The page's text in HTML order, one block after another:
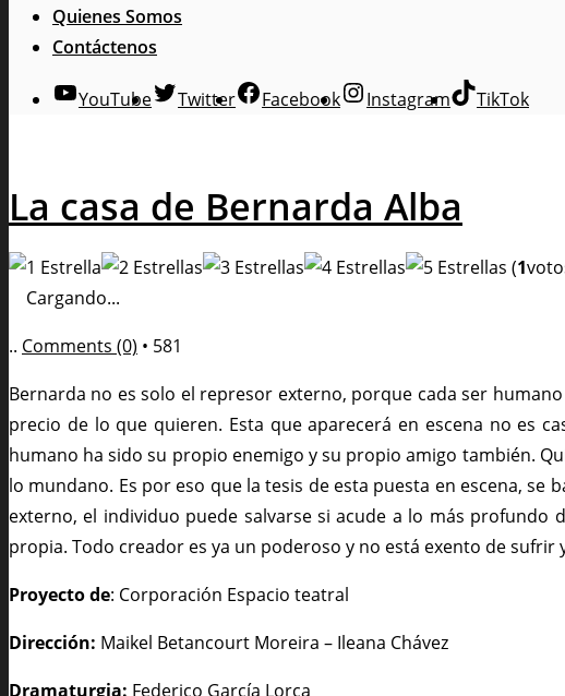
Quienes Somos
Contáctenos
YouTube Twitter Facebook Instagram TikTok
La casa de Bernarda Alba
(1
Cargando...
.. Comments (0) • 581
Bernarda no es solo el represor externo, porque cada ser
precio de lo que quieren. Esta que aparecerá en escena no es
humano ha sido su propio enemigo y su propio amigo también.
lo mundano. Es por eso que la tesis de esta puesta en escena,
externo, el individuo puede salvarse si acude a lo más
propia. Todo creador es ya un poderoso y no está exento de
Proyecto de: Corporación Espacio teatral
Dirección: Maikel Betancourt Moreira – Ileana Chávez
Dramaturgia: Federico García Lorca